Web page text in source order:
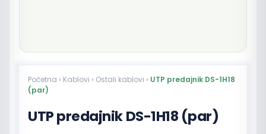
Početna › Kablovi › Ostali kablovi › UTP predajnik DS-1H18
(par)
UTP predajnik DS-1H18 (par)